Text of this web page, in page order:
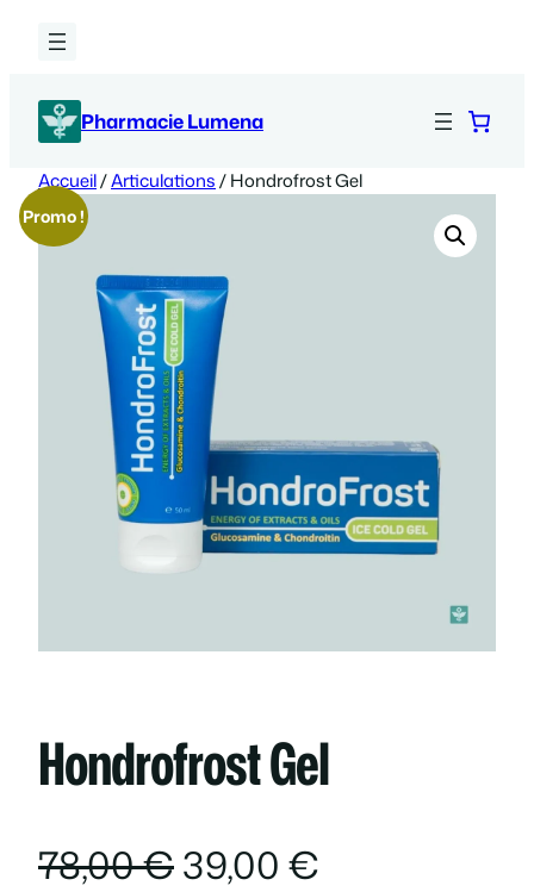
Pharmacie Lumena
Accueil/Articulations/ Hondrofrost Gel
Promo !
Hondrofrost Gel
78,00€L
39,00 €